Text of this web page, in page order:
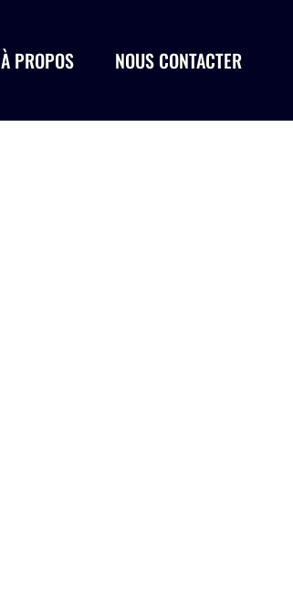
À PROPOS NOUS CONTACTER